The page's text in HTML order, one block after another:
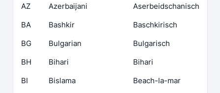
AZ
Azerbaijani
Aserbeidschanisch
BA
Bashkir
Baschkirisch
BG
Bulgarian
Bulgarisch
BH
Bihari
Bihari
BI
Bislama
Beach-la-mar